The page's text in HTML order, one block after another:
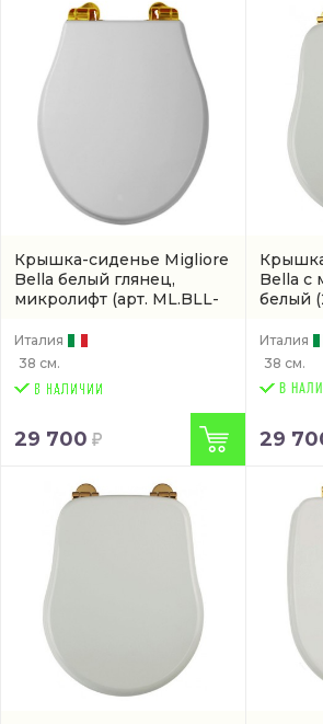
Крышка-сиденье Migliore
Bella белый глянец,
микролифт (арт. ML.BLL-
Италия
38 см.
29 700
Bella с
белый
Италия
38 см.
В
29